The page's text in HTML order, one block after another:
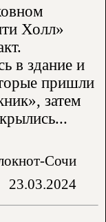
Холл»
в здание и
пришли
затем
Сочи
23.03.2024